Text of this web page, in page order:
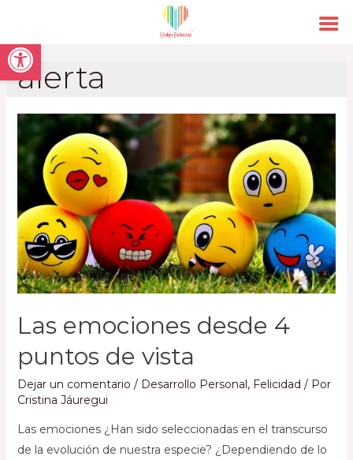
Open toolbar
alerta
Las emociones desde 4
puntos de vista
Dejar un comentario / Desarrollo Personal, Felicidad / Por
Cristina Jáuregui
Las emociones ¿Han sido seleccionadas en el transcurso
de la evolución de nuestra especie? ¿Dependiendo de lo